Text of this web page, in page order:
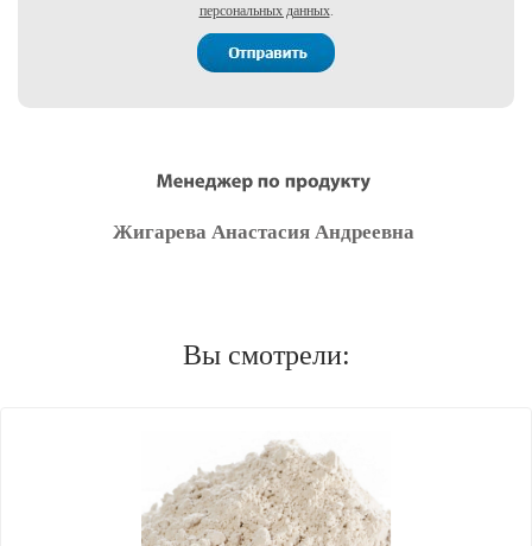
персональных данных.
Жигарева Анастасия Андреевна
Вы смотрели: